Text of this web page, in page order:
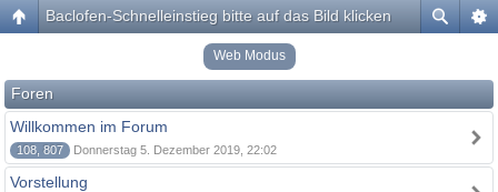
Baclofen-Schnelleinstieg bitte auf das Bild klicken
Web Modus
Foren
Willkommen im Forum
108, 807 Donnerstag 5. Dezember 2019, 22:02
Vorstellung